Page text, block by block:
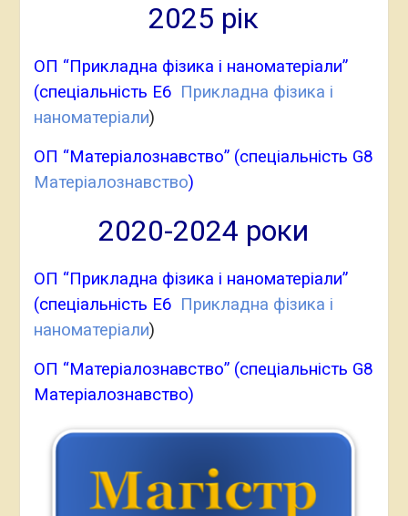
2025 рік
ОП “Прикладна фізика і наноматеріали”
(спеціальність Е6 Прикладна фізика і
наноматеріали)
ОП “Матеріалознавство” (спеціальність G8
Матеріалознавство)
2020-2024 роки
ОП “Прикладна фізика і наноматеріали”
(спеціальність Е6 Прикладна фізика і
наноматеріали)
ОП “Матеріалознавство” (спеціальність G8
Матеріалознавство)